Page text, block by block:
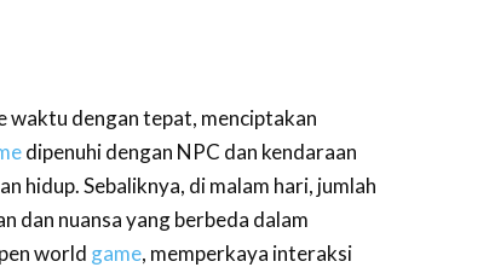
waktu dengan tepat, menciptakan
dipenuhi dengan NPC dan kendaraan
hidup. Sebaliknya, di malam hari, jumlah
dan nuansa yang berbeda dalam
world game, memperkaya interaksi